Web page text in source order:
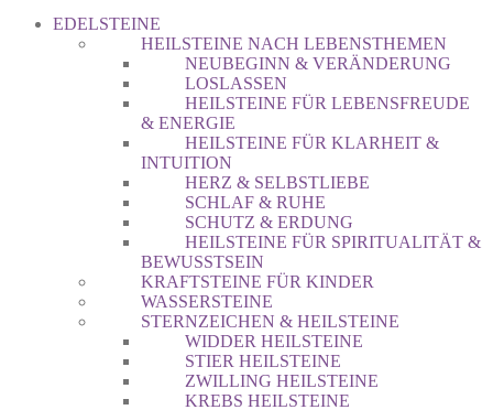
EDELSTEINE
HEILSTEINE NACH LEBENSTHEMEN
NEUBEGINN & VERÄNDERUNG
LOSLASSEN
HEILSTEINE FÜR LEBENSFREUDE
& ENERGIE
HEILSTEINE FÜR KLARHEIT &
INTUITION
HERZ & SELBSTLIEBE
SCHLAF & RUHE
SCHUTZ & ERDUNG
HEILSTEINE FÜR SPIRITUALITÄT &
BEWUSSTSEIN
KRAFTSTEINE FÜR KINDER
WASSERSTEINE
STERNZEICHEN & HEILSTEINE
WIDDER HEILSTEINE
STIER HEILSTEINE
ZWILLING HEILSTEINE
KREBS HEILSTEINE